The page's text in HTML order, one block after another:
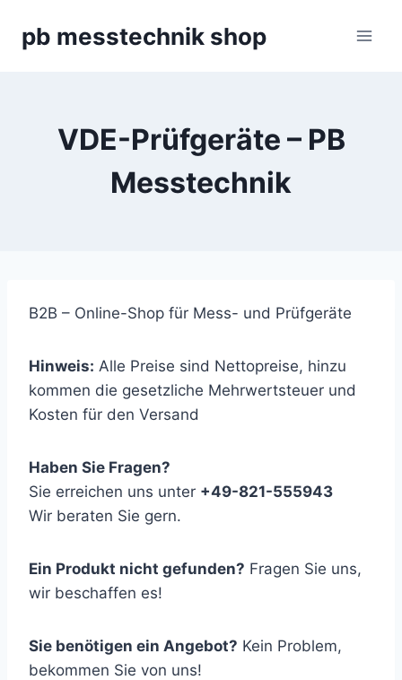
Inhaltpb messtechnik shop
VDE-Prüfgeräte – PB
Messtechnik
B2B – Online-Shop für Mess- und Prüfgeräte
Hinweis: Alle Preise sind Nettopreise, hinzu
kommen die gesetzliche Mehrwertsteuer und
Kosten für den Versand
Haben Sie Fragen?
Sie erreichen uns unter +49-821-555943
Wir beraten Sie gern.
Ein Produkt nicht gefunden? Fragen Sie uns,
wir beschaffen es!
Sie benötigen ein Angebot? Kein Problem,
bekommen Sie von uns!